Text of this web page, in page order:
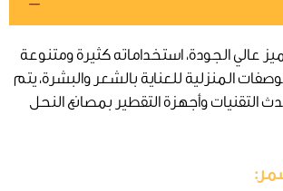
عالي الجودة، استخداماته كثيرة ومتنوعة
المنزلية للعناية بالشعر والبشرة، يتم
التقنيات وأجهزة التقطير بمصانع النحل